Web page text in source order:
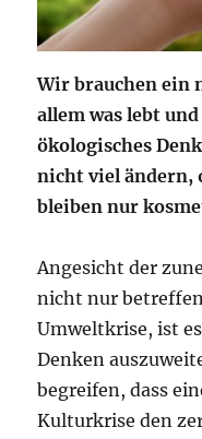
Wir brauchen ein
allem was lebt
ökologisches
nicht viel ändern,
bleiben nur
Angesicht der
nicht nur
Umweltkrise, ist
Denken
begreifen, dass
Kulturkrise den